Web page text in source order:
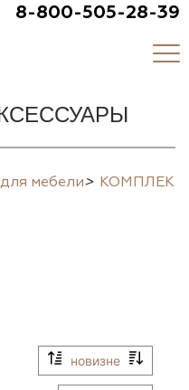
8-800-505-28-39
мебели>
новизне